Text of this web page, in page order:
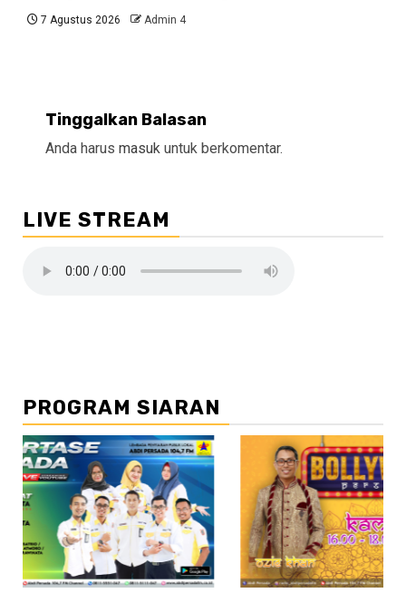
7 Agustus 2026 Admin 4
Tinggalkan Balasan
Anda harus masuk untuk berkomentar.
LIVE STREAM
PROGRAM SIARAN
//2